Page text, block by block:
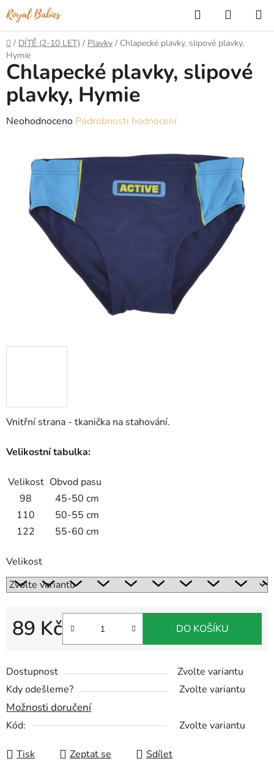
Přejít
na
obsah
Hledat
KOŠÍK
Domů
/ DÍTĚ (2-10 LET) / Plavky / Chlapecké plavky, slipové plavky,
Hymie
Vnitřní strana - tkanička na stahování.
Velikostní tabulka:
Velikost Obvod pasu
98
45-50 cm
110
50-55 cm
122
55-60 cm
Velikost
Dostupnost
Zvolte variantu
Kdy odešleme?
Zvolte variantu
Možnosti doručení
Kód: Zvolte variantu
89 Kč
Měrná cena:
DO KOŠÍKU
Tisk Zeptat se Sdílet
Chlapecké plavky, slipové
plavky, Hymie
Průměrné
hvězdiček.
Neohodnoceno Podrobnosti hodnocení